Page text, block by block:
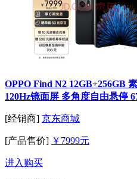
OPPO Find N2 12GB+256GB
120Hz镜面屏 多角度自由悬停
[经销商] 京东商城
[产品售价] ￥7999元
进入购买